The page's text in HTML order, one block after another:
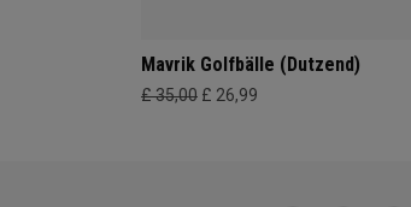
Mavrik Golfbälle (Dutzend)
£ 35,00 £ 26,99